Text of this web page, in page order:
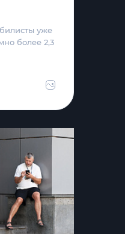
уже
более 2,3